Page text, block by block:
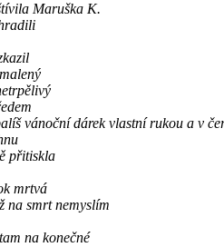
Maruška K.
vánoční dárek vlastní rukou a v
přitiskla
mrtvá
na smrt nemyslím
na konečné